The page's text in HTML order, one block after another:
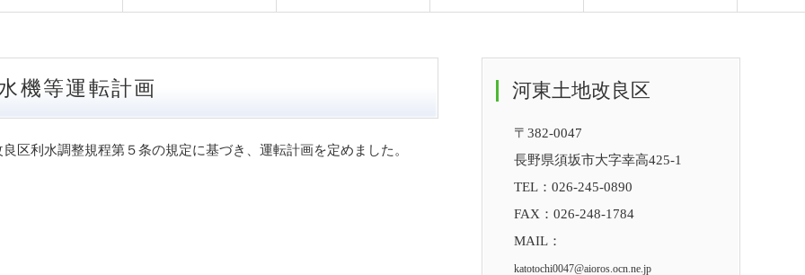
機等運転計画
区利水調整規程第５条の規定に基づき、運転計画を定めました。
河東土地改良区
〒382-0047
長野県須坂市大字幸高425-1
TEL： 026-245-0890
FAX：026-248-1784
MAIL：
katotochi0047@aioros.ocn.ne.jp